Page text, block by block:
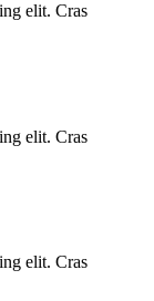
elit. Cras
elit. Cras
elit. Cras